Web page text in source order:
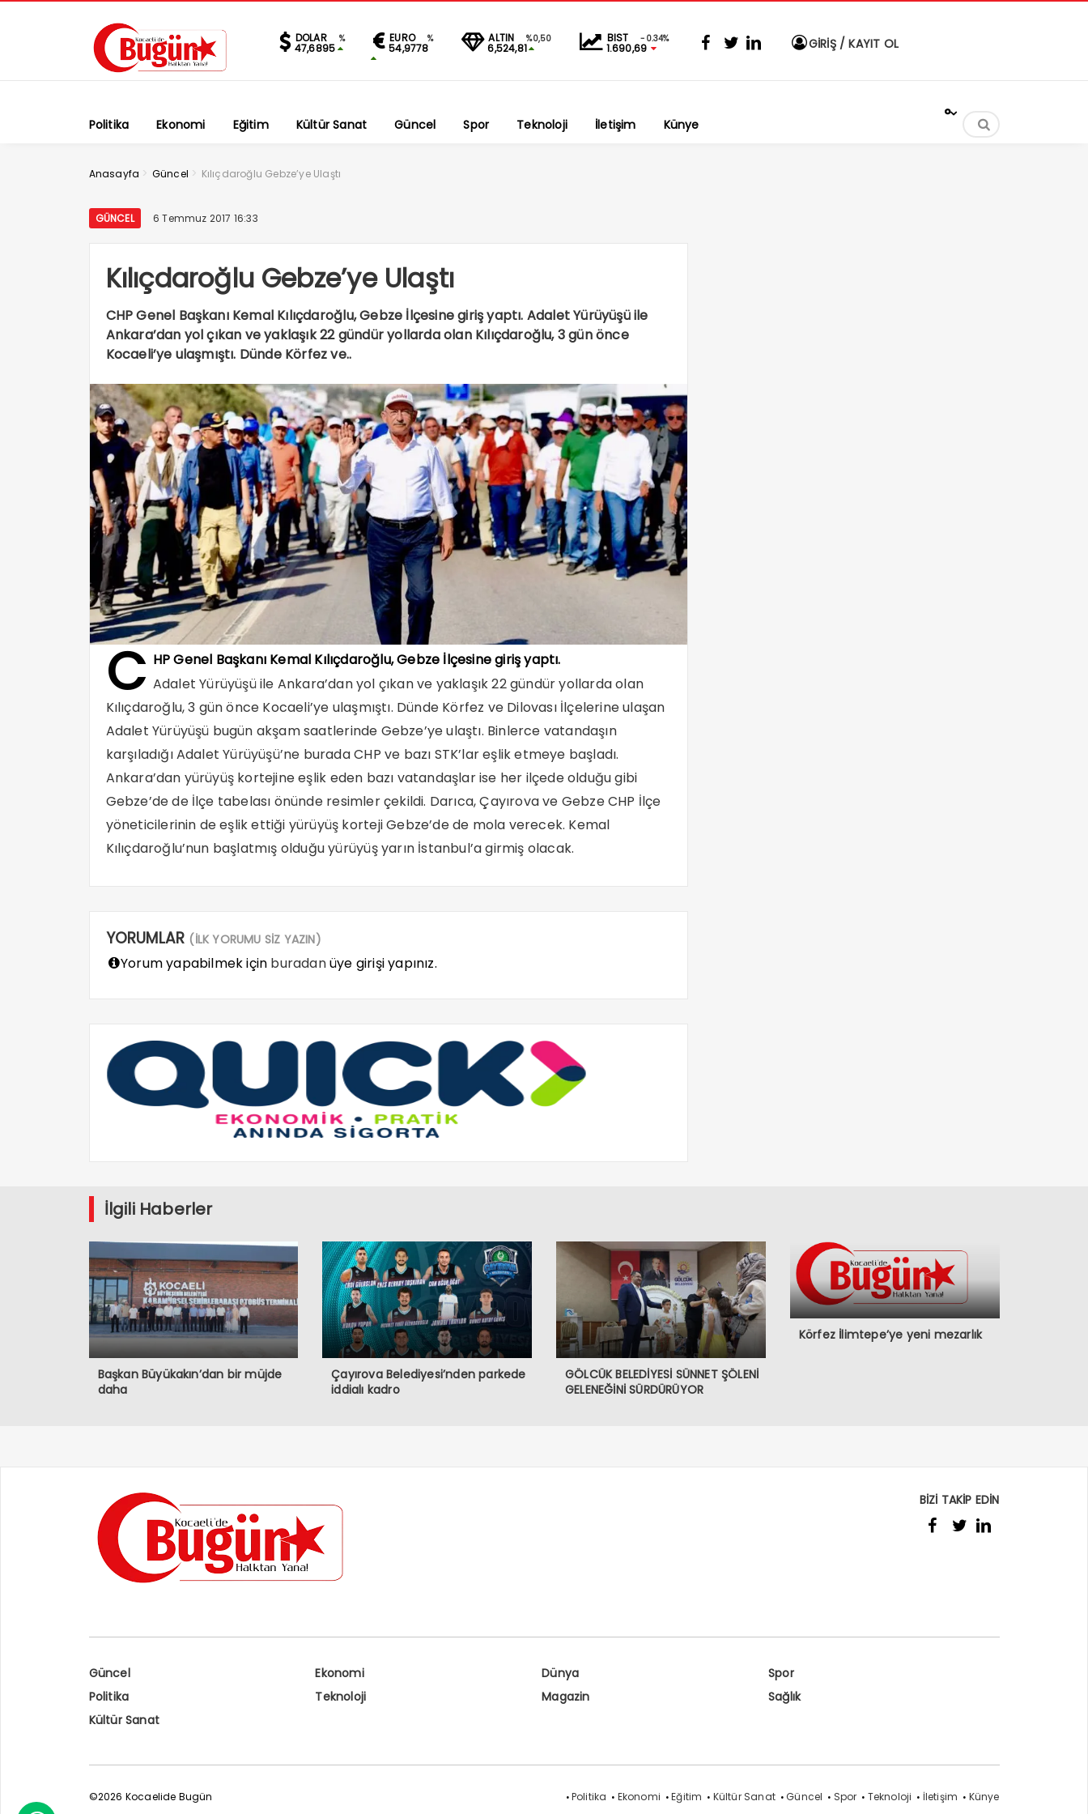
DOLAR %
47,6895
EURO %
54,9778
ALTIN %0,50
6,524,81
BIST -0.34%
1.690,69 GİRİŞ / KAYIT OL
Politika Ekonomi Eğitim Kültür Sanat Güncel Spor Teknoloji İletişim Künye
°
Anasayfa > Güncel > Kılıçdaroğlu Gebze’ye Ulaştı
GÜNCEL 6 Temmuz 2017 16:33
Kılıçdaroğlu Gebze’ye Ulaştı
CHP Genel Başkanı Kemal Kılıçdaroğlu, Gebze İlçesine giriş yaptı. Adalet Yürüyüşü ile
Ankara’dan yol çıkan ve yaklaşık 22 gündür yollarda olan Kılıçdaroğlu, 3 gün önce
Kocaeli’ye ulaşmıştı. Dünde Körfez ve..
C HP Genel Başkanı Kemal Kılıçdaroğlu, Gebze İlçesine giriş yaptı.
Adalet Yürüyüşü ile Ankara’dan yol çıkan ve yaklaşık 22 gündür yollarda olan
Kılıçdaroğlu, 3 gün önce Kocaeli’ye ulaşmıştı. Dünde Körfez ve Dilovası İlçelerine ulaşan
Adalet Yürüyüşü bugün akşam saatlerinde Gebze’ye ulaştı. Binlerce vatandaşın
karşıladığı Adalet Yürüyüşü’ne burada CHP ve bazı STK’lar eşlik etmeye başladı.
Ankara’dan yürüyüş kortejine eşlik eden bazı vatandaşlar ise her ilçede olduğu gibi
Gebze’de de İlçe tabelası önünde resimler çekildi. Darıca, Çayırova ve Gebze CHP İlçe
yöneticilerinin de eşlik ettiği yürüyüş korteji Gebze’de de mola verecek. Kemal
Kılıçdaroğlu’nun başlatmış olduğu yürüyüş yarın İstanbul’a girmiş olacak.
YORUMLAR (İLK YORUMU SİZ YAZIN)
Yorum yapabilmek için buradanüye girişi yapınız.
İlgili Haberler
Başkan Büyükakın’dan bir müjde
daha
Çayırova Belediyesi’nden parkede
iddialı kadro
GÖLCÜK BELEDİYESİ SÜNNET ŞÖLENİ
GELENEĞİNİ SÜRDÜRÜYOR
Körfez İlimtepe’ye yeni mezarlık
BİZİ TAKİP EDİN
Güncel Ekonomi Dünya
Spor
Politika
Teknoloji Magazin
Sağlık
Kültür Sanat
©2026 Kocaelide Bugün Politika Ekonomi Eğitim Kültür Sanat Güncel Spor Teknoloji İletişim Künye